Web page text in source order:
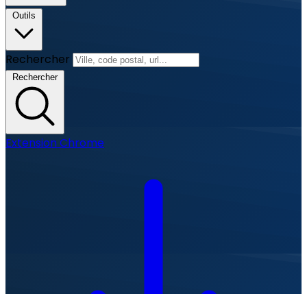
Outils
Rechercher
Rechercher
Extension Chrome